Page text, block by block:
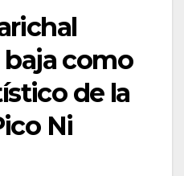
como
de la
Ni